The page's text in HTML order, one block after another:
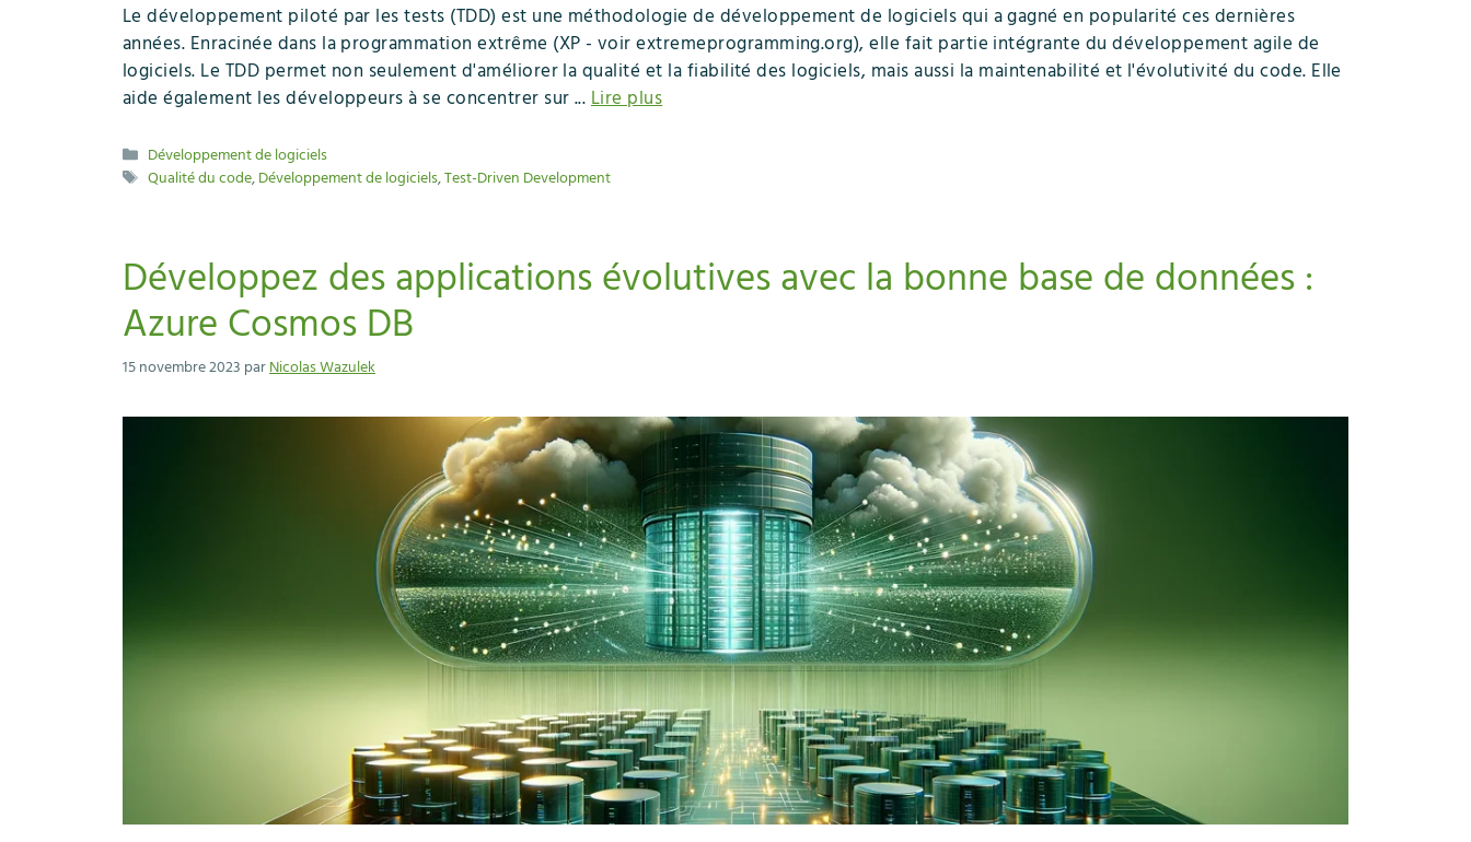
Le développement piloté par les tests (TDD) est une méthodologie de développement de logiciels qui a gagné en popularité ces dernières
années. Enracinée dans la programmation extrême (XP - voir extremeprogramming.org), elle fait partie intégrante du développement agile de
logiciels. Le TDD permet non seulement d'améliorer la qualité et la fiabilité des logiciels, mais aussi la maintenabilité et l'évolutivité du code. Elle
aide également les développeurs à se concentrer sur ...Lire plus
Catégories
Développement de logiciels
Étiquettes
Qualité du code,Développement de logiciels,Test-Driven Development
Développez des applications évolutives avec la bonne base de données :
Azure Cosmos DB
15 novembre 2023 parNicolas Wazulek